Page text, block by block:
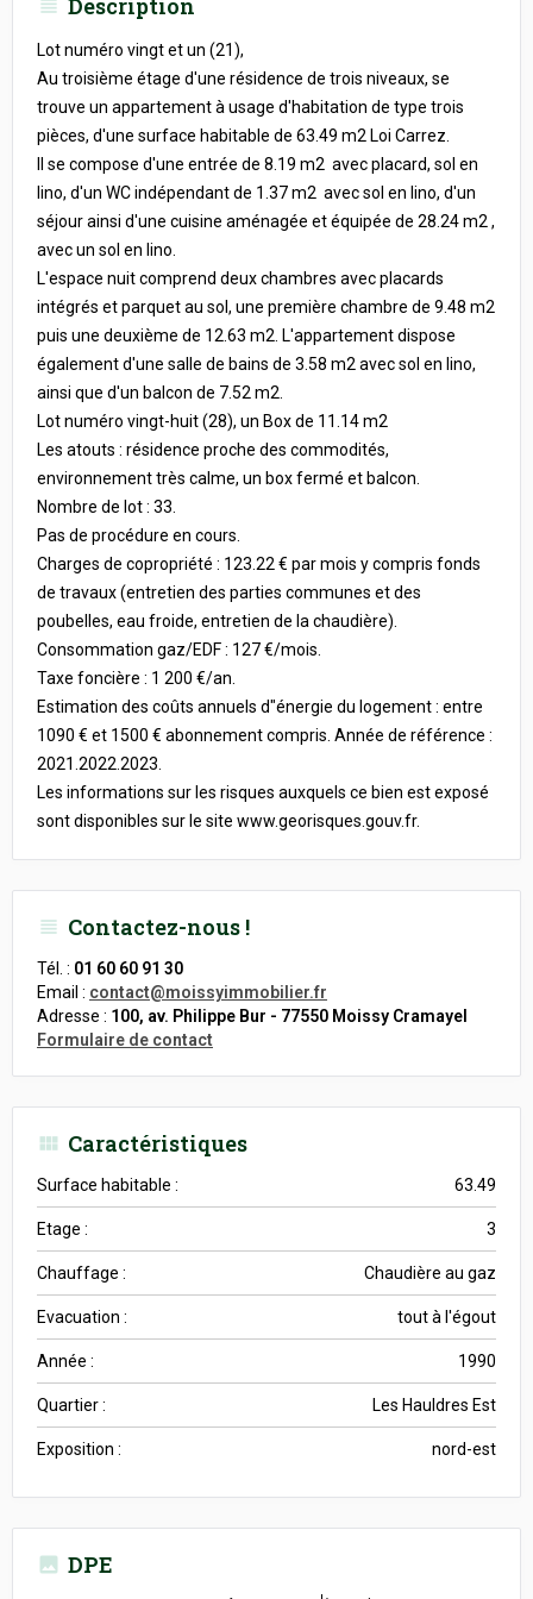
Description
Lot numéro vingt et un (21),
Au troisième étage d'une résidence de trois niveaux, se
trouve un appartement à usage d'habitation de type trois
pièces, d'une surface habitable de 63.49 m2 Loi Carrez.
Il se compose d'une entrée de 8.19 m2 avec placard, sol en
lino, d'un WC indépendant de 1.37 m2 avec sol en lino, d'un
séjour ainsi d'une cuisine aménagée et équipée de 28.24 m2 ,
avec un sol en lino.
L'espace nuit comprend deux chambres avec placards
intégrés et parquet au sol, une première chambre de 9.48 m2
puis une deuxième de 12.63 m2. L'appartement dispose
également d'une salle de bains de 3.58 m2 avec sol en lino,
ainsi que d'un balcon de 7.52 m2.
Lot numéro vingt-huit (28), un Box de 11.14 m2
Les atouts : résidence proche des commodités,
environnement très calme, un box fermé et balcon.
Nombre de lot : 33.
Pas de procédure en cours.
Charges de copropriété : 123.22 € par mois y compris fonds
de travaux (entretien des parties communes et des
poubelles, eau froide, entretien de la chaudière).
Consommation gaz/EDF : 127 €/mois.
Taxe foncière : 1 200 €/an.
Estimation des coûts annuels d"énergie du logement : entre
1090 € et 1500 € abonnement compris. Année de référence :
2021.2022.2023.
Les informations sur les risques auxquels ce bien est exposé
sont disponibles sur le site www.georisques.gouv.fr.
Contactez-nous !
Tél. : 01 60 60 91 30
Email : contact@moissyimmobilier.fr
Adresse : 100, av. Philippe Bur - 77550 Moissy Cramayel
Formulaire de contact
Caractéristiques
Surface habitable : 63.49
Etage : 3
Chauffage : Chaudière au gaz
Evacuation : tout à l'égout
Année : 1990
Quartier : Les Hauldres Est
Exposition : nord-est
DPE